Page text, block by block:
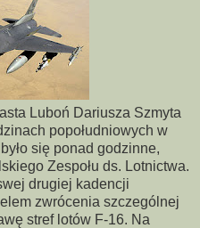
Luboń Dariusza Szmyta
popołudniowych w
się ponad godzinne,
Zespołu ds. Lotnictwa.
drugiej kadencji
zwrócenia szczególnej
stref lotów F-16. Na